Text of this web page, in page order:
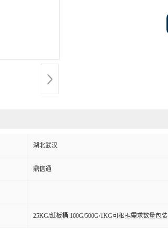
湖北武汉
鼎信通
25KG/纸板桶 100G/500G/1KG可根据需求数量包装